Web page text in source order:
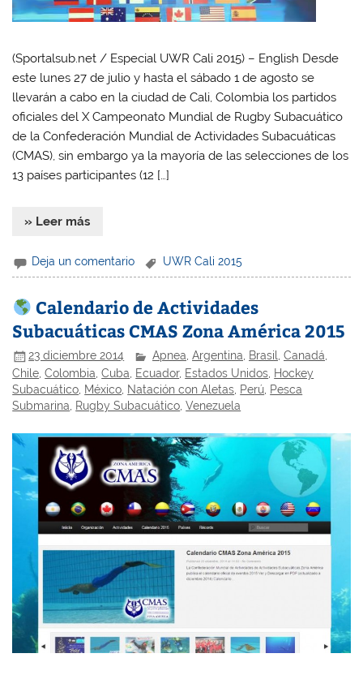
(Sportalsub.net / Especial UWR Cali 2015) – English Desde
este lunes 27 de julio y hasta el sábado 1 de agosto se
llevarán a cabo en la ciudad de Cali, Colombia los partidos
oficiales del X Campeonato Mundial de Rugby Subacuático
de la Confederación Mundial de Actividades Subacuáticas
(CMAS), sin embargo ya la mayoría de las selecciones de los
13 países participantes (12 […]
» Leer más
Deja un comentario UWR Cali 2015
Calendario de Actividades
Subacuáticas CMAS Zona América 2015
23 diciembre 2014 Apnea,Argentina, Brasil,Canadá,
Chile ,Colombia ,Cuba Ecuador, Estados Unidos Hockey
Subacuático México Natación con Aletas Perú Pesca
Submarina
Rugby Subacuático ,Venezuela